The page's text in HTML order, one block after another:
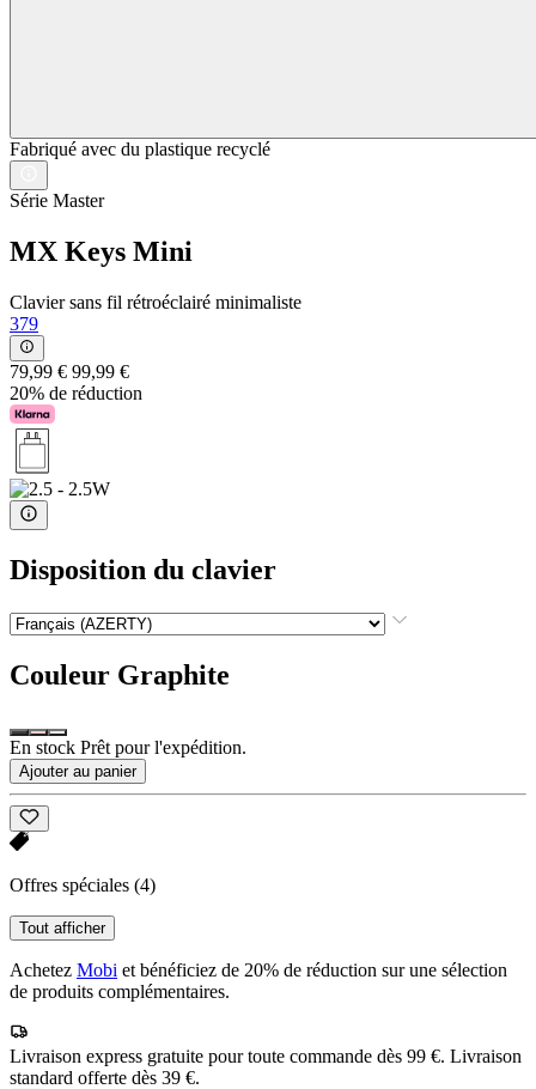
Fabriqué avec du plastique recyclé
Série Master
MX Keys Mini
Clavier sans fil rétroéclairé minimaliste
379
79,99 € 99,99 €
20% de réduction
Disposition du clavier
Couleur Graphite
En stock Prêt pour l'expédition.
Ajouter au panier
Offres spéciales (4)
Tout afficher
Achetez Mobi et bénéficiez de 20% de réduction sur une sélection
de produits complémentaires.
Livraison express gratuite pour toute commande dès 99 €. Livraison
standard offerte dès 39 €.